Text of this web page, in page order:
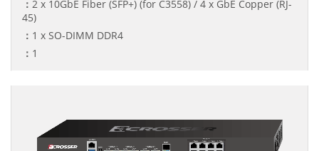
： 2 x 10GbE Fiber (SFP+) (for C3558) / 4 x GbE Copper (RJ-
45)
： 1 x SO-DIMM DDR4
： 1